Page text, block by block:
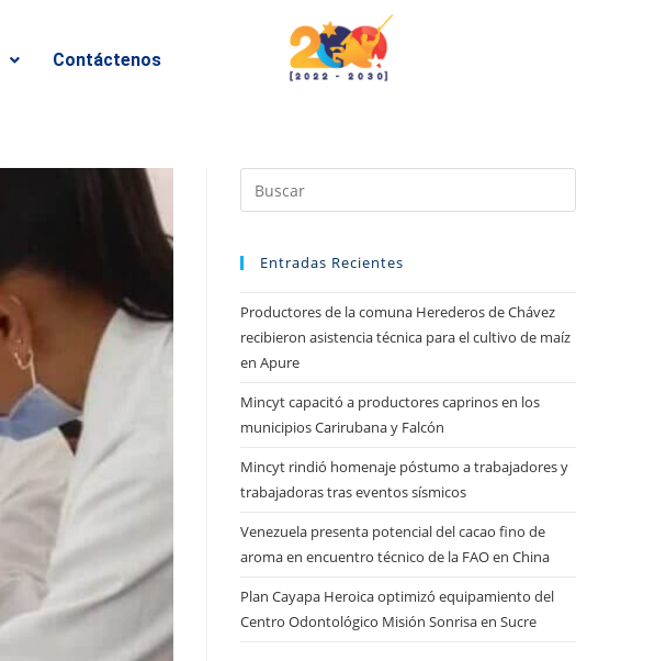
Contáctenos
Entradas Recientes
Productores de la comuna Herederos de Chávez
recibieron asistencia técnica para el cultivo de maíz
en Apure
Mincyt capacitó a productores caprinos en los
municipios Carirubana y Falcón
Mincyt rindió homenaje póstumo a trabajadores y
trabajadoras tras eventos sísmicos
Venezuela presenta potencial del cacao fino de
aroma en encuentro técnico de la FAO en China
Plan Cayapa Heroica optimizó equipamiento del
Centro Odontológico Misión Sonrisa en Sucre